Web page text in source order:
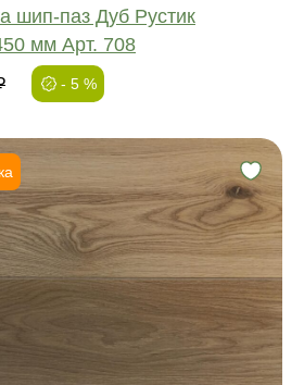
шип-паз Дуб Рустик
мм Арт. 708
- 5 %